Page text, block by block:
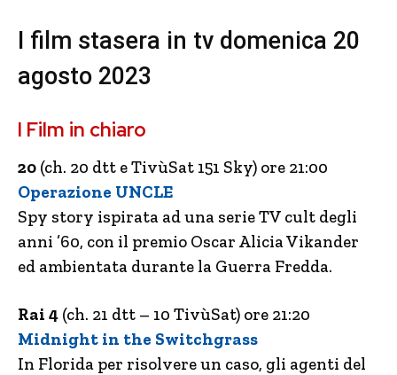
I film stasera in tv domenica 20
agosto 2023
I Film in chiaro
20 (ch. 20 dtt e TivùSat 151 Sky) ore 21:00
Operazione UNCLE
Spy story ispirata ad una serie TV cult degli
anni ’60, con il premio Oscar Alicia Vikander
ed ambientata durante la Guerra Fredda.
Rai 4 (ch. 21 dtt – 10 TivùSat) ore 21:20
Midnight in the Switchgrass
In Florida per risolvere un caso, gli agenti del